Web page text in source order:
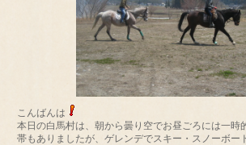
こんばんは
本日の白馬村は、朝から曇り空でお昼ごろには一時
帯もありましたが、ゲレンデでスキー・スノーボー